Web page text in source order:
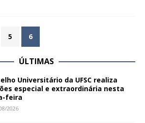
5 6
ÚLTIMAS
Universitário da UFSC realiza
especial e extraordinária nesta
feira
2026